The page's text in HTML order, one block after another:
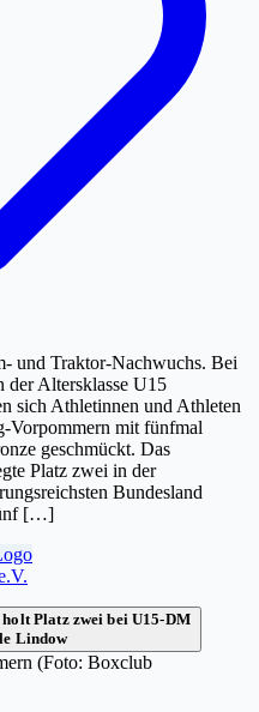
und Traktor-Nachwuchs. Bei
der Altersklasse U15
sich Athletinnen und Athleten
Vorpommern mit fünfmal
geschmückt. Das
Platz zwei in der
Bundesland
[…]
(Foto: Boxclub